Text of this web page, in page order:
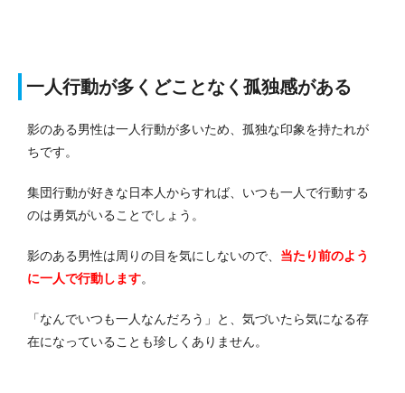
一人行動が多くどことなく孤独感がある
影のある男性は一人行動が多いため、孤独な印象を持たれが
ちです。
集団行動が好きな日本人からすれば、いつも一人で行動する
のは勇気がいることでしょう。
影のある男性は周りの目を気にしないので、 当たり前のよう
に一人で行動します。
「なんでいつも一人なんだろう」と、気づいたら気になる存
在になっていることも珍しくありません。